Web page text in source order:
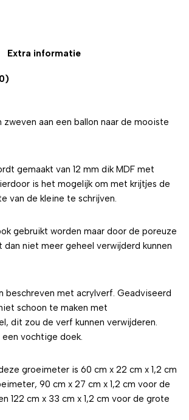
Extra informatie
zweven aan een ballon naar de mooiste
gemaakt van 12 mm dik MDF met
is het mogelijk om met krijtjes de
van de kleine te schrijven.
gebruikt worden maar door de poreuze
dan niet meer geheel verwijderd kunnen
beschreven met acrylverf. Geadviseerd
schoon te maken met
dit zou de verf kunnen verwijderen.
vochtige doek.
groeimeter is 60 cm x 22 cm x 1,2 cm
90 cm x 27 cm x 1,2 cm voor de
122 cm x 33 cm x 1,2 cm voor de grote